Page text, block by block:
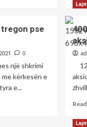
pse
0
një shkrimi
kërkesën e
e...
12